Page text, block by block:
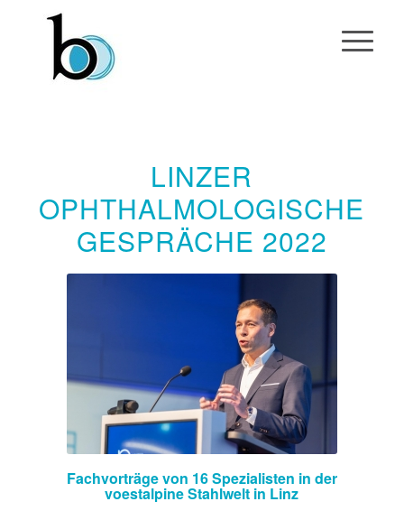
LINZER
OPHTHALMOLOGISCHE
GESPRÄCHE 2022
Fachvorträge von 16 Spezialisten in der
voestalpine Stahlwelt in Linz